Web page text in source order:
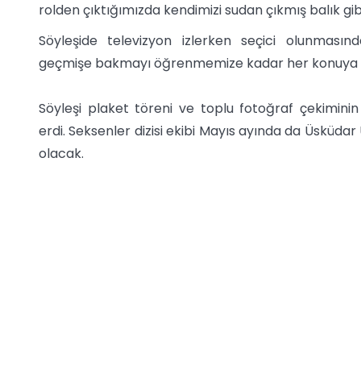
rolden çıktığımızda kendimizi sudan çıkmış balık
Söyleşide televizyon izlerken seçici
geçmişe bakmayı öğrenmemize kadar her konuya
Söyleşi plaket töreni ve toplu fotoğraf çekiminin
erdi. Seksenler dizisi ekibi Mayıs ayında da
olacak.